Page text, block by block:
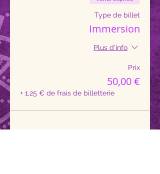
Type de billet
Immersion
Plus d'info
Prix
50,00 €
+ 1,25 € de frais de billetterie